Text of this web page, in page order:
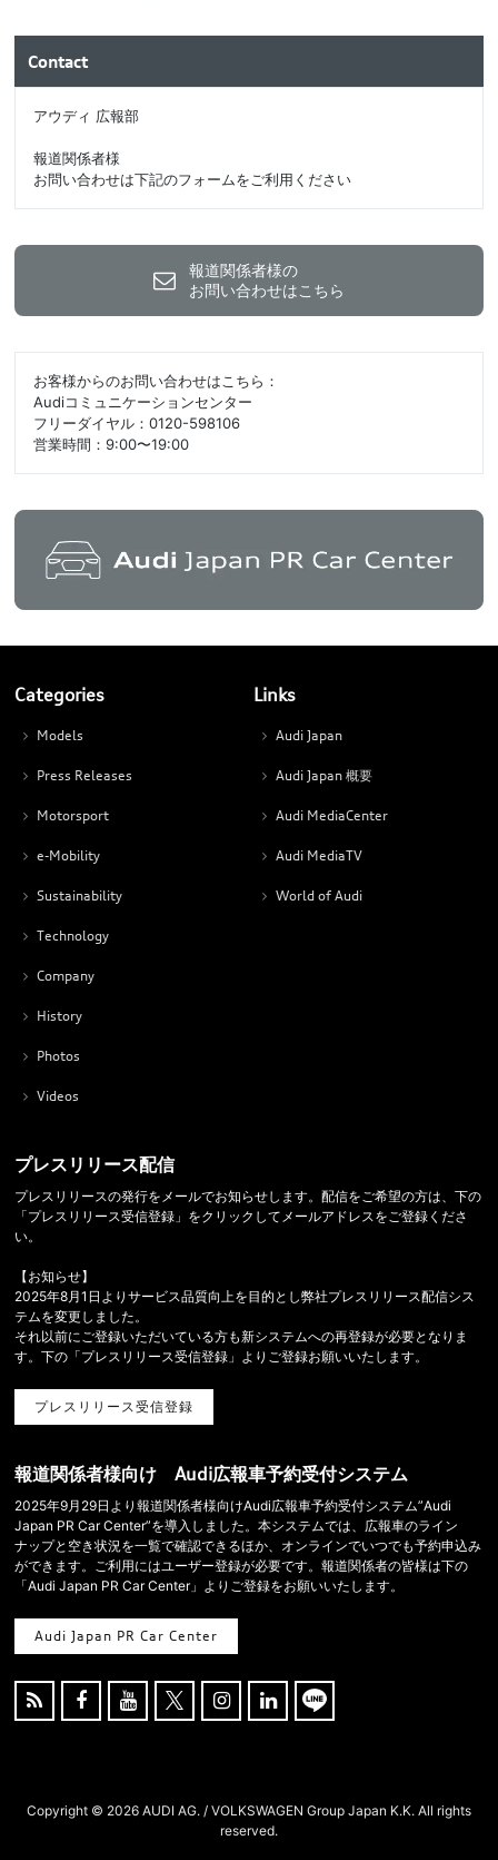
Contact
アウディ 広報部
報道関係者様
お問い合わせは下記のフォームをご利用ください
報道関係者様の
お問い合わせはこちら
お客様からのお問い合わせはこちら：
Audiコミュニケーションセンター
フリーダイヤル：0120-598106
営業時間：9:00〜19:00
Categories
Models
Press Releases
Motorsport
e-Mobility
Sustainability
Technology
Company
History
Photos
Videos
Links
Audi Japan
Audi Japan 概要
Audi MediaCenter
Audi MediaTV
World of Audi
プレスリリース配信
プレスリリースの発行をメールでお知らせします。配信をご希望の方は、下の
「プレスリリース受信登録」をクリックしてメールアドレスをご登録くださ
い。
【お知らせ】
2025年8月1日よりサービス品質向上を目的とし弊社プレスリリース配信シス
テムを変更しました。
それ以前にご登録いただいている方も新システムへの再登録が必要となりま
す。下の「プレスリリース受信登録」よりご登録お願いいたします。
プレスリリース受信登録
報道関係者様向け Audi広報車予約受付システム
2025年9月29日より報道関係者様向けAudi広報車予約受付システム”Audi
Japan PR Car Center”を導入しました。本システムでは、広報車のライン
ナップと空き状況を一覧で確認できるほか、オンラインでいつでも予約申込み
ができます。ご利用にはユーザー登録が必要です。報道関係者の皆様は下の
「Audi Japan PR Car Center」よりご登録をお願いいたします。
Audi Japan PR Car Center
    
Copyright © 2026 AUDI AG. / VOLKSWAGEN Group Japan K.K. All rights
reserved.